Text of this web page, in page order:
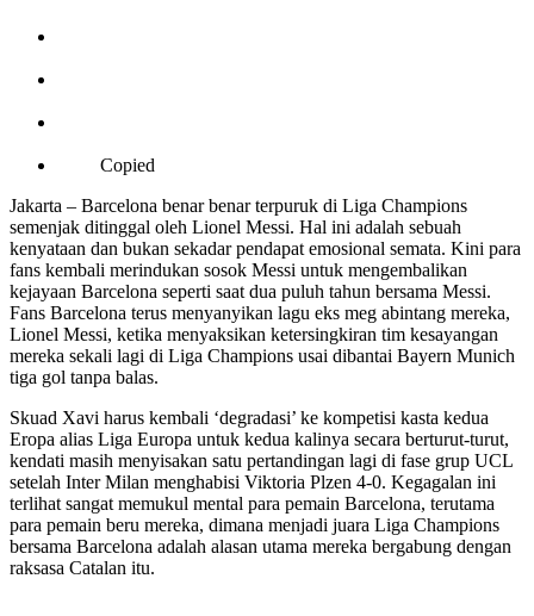
Copied
Jakarta – Barcelona benar benar terpuruk di Liga Champions
semenjak ditinggal oleh Lionel Messi. Hal ini adalah sebuah
kenyataan dan bukan sekadar pendapat emosional semata. Kini para
fans kembali merindukan sosok Messi untuk mengembalikan
kejayaan Barcelona seperti saat dua puluh tahun bersama Messi.
Fans Barcelona terus menyanyikan lagu eks meg abintang mereka,
Lionel Messi, ketika menyaksikan ketersingkiran tim kesayangan
mereka sekali lagi di Liga Champions usai dibantai Bayern Munich
tiga gol tanpa balas.
Skuad Xavi harus kembali ‘degradasi’ ke kompetisi kasta kedua
Eropa alias Liga Europa untuk kedua kalinya secara berturut-turut,
kendati masih menyisakan satu pertandingan lagi di fase grup UCL
setelah Inter Milan menghabisi Viktoria Plzen 4-0. Kegagalan ini
terlihat sangat memukul mental para pemain Barcelona, terutama
para pemain beru mereka, dimana menjadi juara Liga Champions
bersama Barcelona adalah alasan utama mereka bergabung dengan
raksasa Catalan itu.